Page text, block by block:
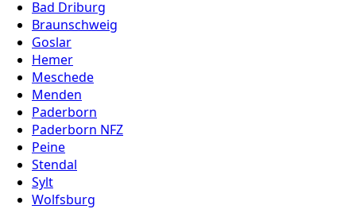
Bad Driburg
Braunschweig
Goslar
Hemer
Meschede
Menden
Paderborn
Paderborn NFZ
Peine
Stendal
Sylt
Wolfsburg